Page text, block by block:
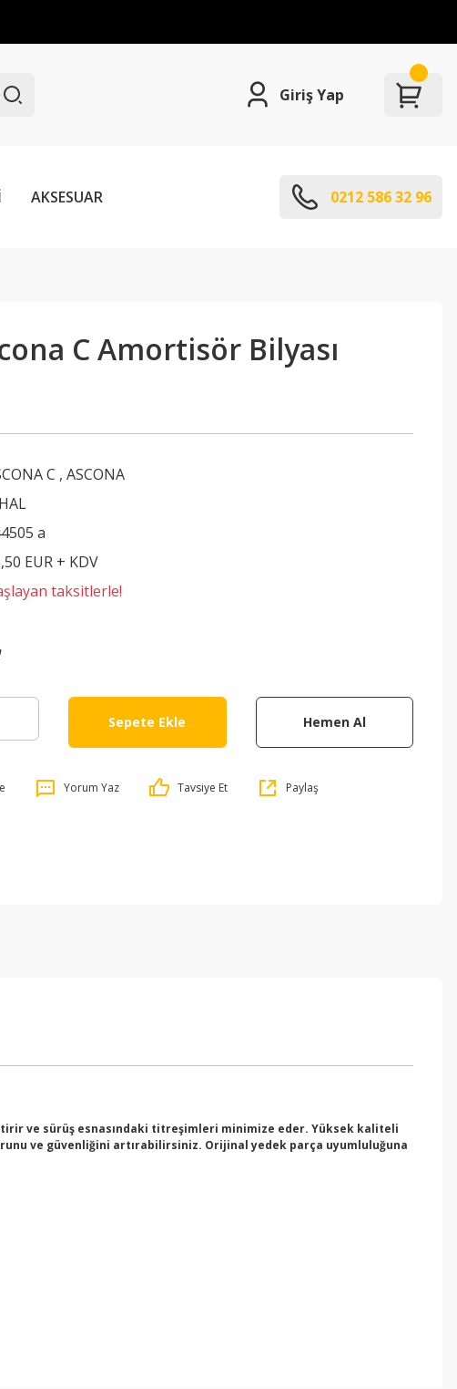
Giriş Yap
AKSESUAR 0212 586 32 96
C Amortisör Bilyası
C ,ASCONA
a
EUR + KDV
taksitlerle!
Sepete Ekle Hemen Al
Yorum Yaz Tavsiye Et Paylaş
ve sürüş esnasındaki titreşimleri minimize eder. Yüksek kaliteli
ve güvenliğini artırabilirsiniz. Orijinal yedek parça uyumluluğuna